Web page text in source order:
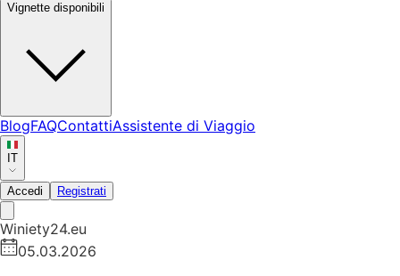
Vignette disponibili
BlogFAQContattiAssistente di Viaggio
IT
Accedi Registrati
Winiety24.eu
05.03.2026